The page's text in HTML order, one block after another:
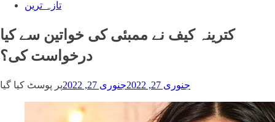
تازہ ترین
کترینہ کیف نے ممبئی کی خواتین سے کیا
درخواست کی؟
جنوری 27, 2022 جنوری 27, 2022 پر پوسٹ کیا گیا